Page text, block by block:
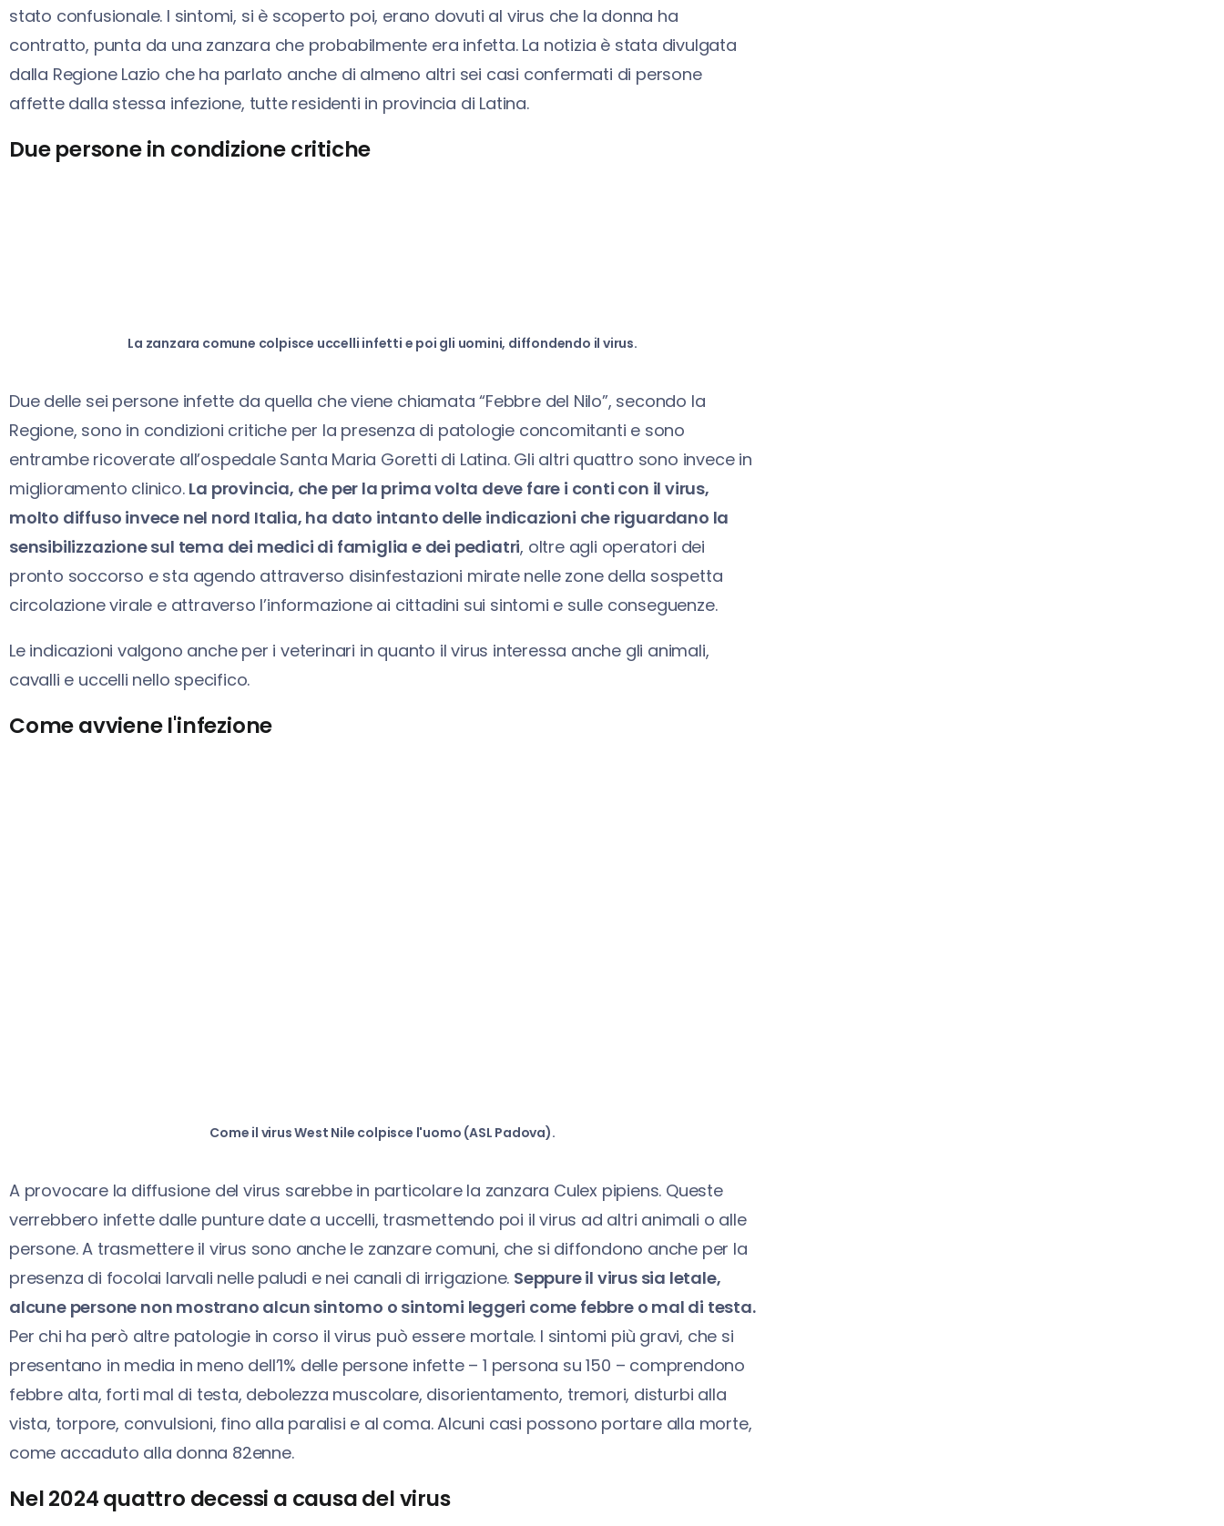
stato confusionale. I sintomi, si è scoperto poi, erano dovuti al virus che la donna ha
contratto, punta da una zanzara che probabilmente era infetta. La notizia è stata divulgata
dalla Regione Lazio che ha parlato anche di almeno altri sei casi confermati di persone
affette dalla stessa infezione, tutte residenti in provincia di Latina.
Due persone in condizione critiche
La zanzara comune colpisce uccelli infetti e poi gli uomini, diffondendo il virus.
Due delle sei persone infette da quella che viene chiamata “Febbre del Nilo”, secondo la
Regione, sono in condizioni critiche per la presenza di patologie concomitanti e sono
entrambe ricoverate all’ospedale Santa Maria Goretti di Latina. Gli altri quattro sono invece in
miglioramento clinico. La provincia, che per la prima volta deve fare i conti con il virus,
molto diffuso invece nel nord Italia, ha dato intanto delle indicazioni che riguardano la
sensibilizzazione sul tema dei medici di famiglia e dei pediatri, oltre agli operatori dei
pronto soccorso e sta agendo attraverso disinfestazioni mirate nelle zone della sospetta
circolazione virale e attraverso l’informazione ai cittadini sui sintomi e sulle conseguenze.
Le indicazioni valgono anche per i veterinari in quanto il virus interessa anche gli animali,
cavalli e uccelli nello specifico.
Come avviene l'infezione
Come il virus West Nile colpisce l'uomo (ASL Padova).
A provocare la diffusione del virus sarebbe in particolare la zanzara Culex pipiens. Queste
verrebbero infette dalle punture date a uccelli, trasmettendo poi il virus ad altri animali o alle
persone. A trasmettere il virus sono anche le zanzare comuni, che si diffondono anche per la
presenza di focolai larvali nelle paludi e nei canali di irrigazione. Seppure il virus sia letale,
alcune persone non mostrano alcun sintomo o sintomi leggeri come febbre o mal di testa.
Per chi ha però altre patologie in corso il virus può essere mortale. I sintomi più gravi, che si
presentano in media in meno dell’1% delle persone infette – 1 persona su 150 – comprendono
febbre alta, forti mal di testa, debolezza muscolare, disorientamento, tremori, disturbi alla
vista, torpore, convulsioni, fino alla paralisi e al coma. Alcuni casi possono portare alla morte,
come accaduto alla donna 82enne.
Nel 2024 quattro decessi a causa del virus